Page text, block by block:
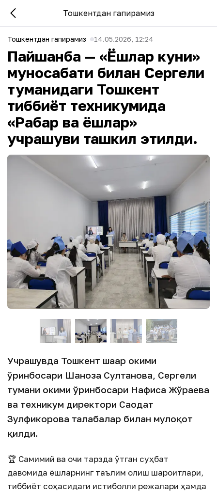
Тошкентдан гапирамиз
Тошкентдан гапирамиз 14.05.2026, 12:24
Пайшанба — «Ёшлар куни»
муносабати билан Сергели
туманидаги Тошкент
тиббиёт техникумида
«Раҳбар ва ёшлар»
учрашуви ташкил этилди.
Учрашувда Тошкент шаҳар ҳокими
ўринбосари Шаҳноза Султанова, Сергели
тумани ҳокими ўринбосари Нафиса Жўраева
ва техникум директори Саодат
Зулфикорова талабалар билан мулоқот
қилди.
🏆 Самимий ва очиқ тарзда ўтган суҳбат
давомида ёшларнинг таълим олиш шароитлари,
тиббиёт соҳасидаги истиқболли режалари ҳамда